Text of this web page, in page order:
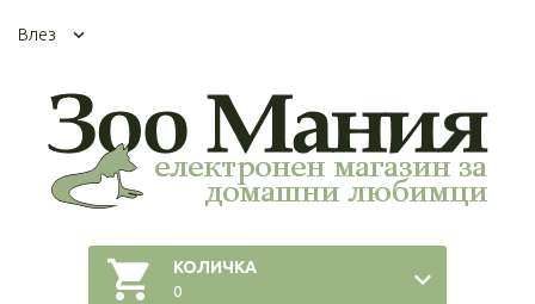
Влез
КОЛИЧКА
0